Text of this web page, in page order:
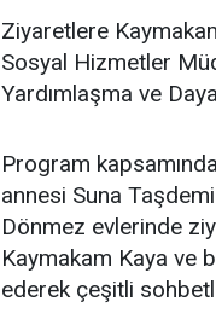
Ziyaretlere
Sosyal Hizmetler
Yardımlaşma ve
Program
annesi Suna
Dönmez evlerinde
Kaymakam Kaya ve
ederek çeşitli